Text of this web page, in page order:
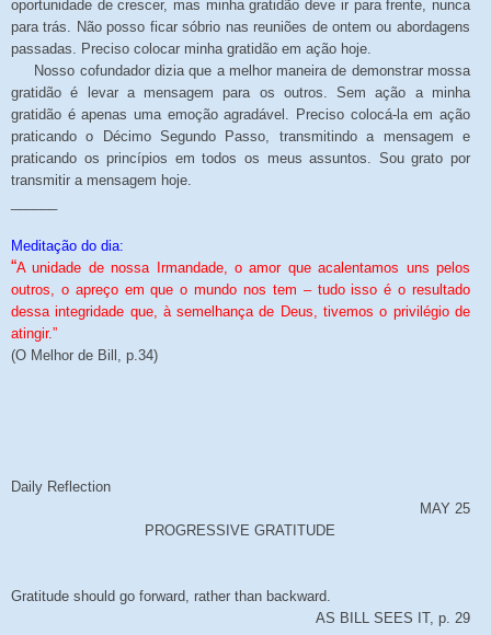
oportunidade de crescer, mas minha gratidão deve ir para frente, nunca
para trás. Não posso ficar sóbrio nas reuniões de ontem ou abordagens
passadas. Preciso colocar minha gratidão em ação hoje.
Nosso cofundador dizia que a melhor maneira de demonstrar mossa
gratidão é levar a mensagem para os outros. Sem ação a minha
gratidão é apenas uma emoção agradável. Preciso colocá-la em ação
praticando o Décimo Segundo Passo, transmitindo a mensagem e
praticando os princípios em todos os meus assuntos. Sou grato por
transmitir a mensagem hoje.
Meditação do dia:
“A unidade de nossa Irmandade, o amor que acalentamos uns pelos
outros, o apreço em que o mundo nos tem – tudo isso é o resultado
dessa integridade que, à semelhança de Deus, tivemos o privilégio de
atingir.”
(O Melhor de Bill, p.34)
Daily Reflection
MAY 25
PROGRESSIVE GRATITUDE
Gratitude should go forward, rather than backward.
AS BILL SEES IT, p. 29